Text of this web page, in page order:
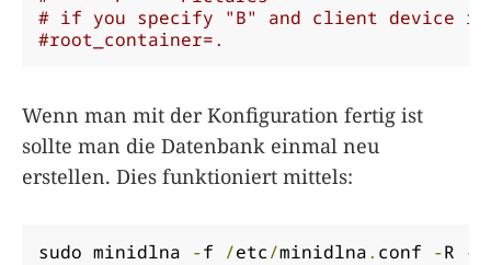
# if you specify "B" and client device is
#root_container=.
Wenn man mit der Konfiguration fertig ist
sollte man die Datenbank einmal neu
erstellen. Dies funktioniert mittels:
sudo minidlna -f /etc/minidlna. conf -R -